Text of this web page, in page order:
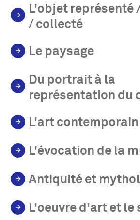
L'objet représenté
/ collecté
Le paysage
Du portrait à la
représentation du
L'art contemporain
L'évocation de la
Antiquité et
L'oeuvre d'art et le